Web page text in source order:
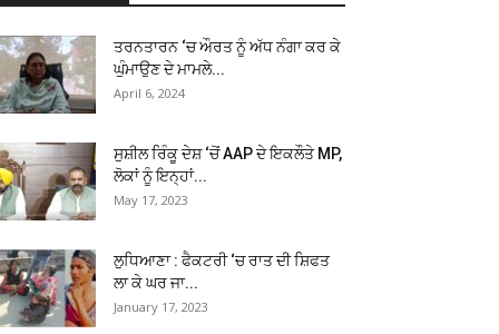
ਤਰਨਤਾਰਨ ‘ਚ ਔਰਤ ਨੂੰ ਅੱਧ ਨੰਗਾ ਕਰ ਕੇ
ਘੁੰਮਾਉਣ ਦੇ ਮਾਮਲੇ...
April 6, 2024
ਸੁਸ਼ੀਲ ਰਿੰਕੂ ਦੇਸ਼ ‘ਚੋਂ AAP ਦੇ ਇਕਲੌਤੇ MP,
ਲੋਕਾਂ ਨੂੰ ਇਨ੍ਹਾਂ...
May 17, 2023
ਲੁਧਿਆਣਾ : ਫੈਕਟਰੀ ‘ਚ ਰਾਤ ਦੀ ਸ਼ਿਫਤ
ਲਾ ਕੇ ਘਰ ਜਾ...
January 17, 2023